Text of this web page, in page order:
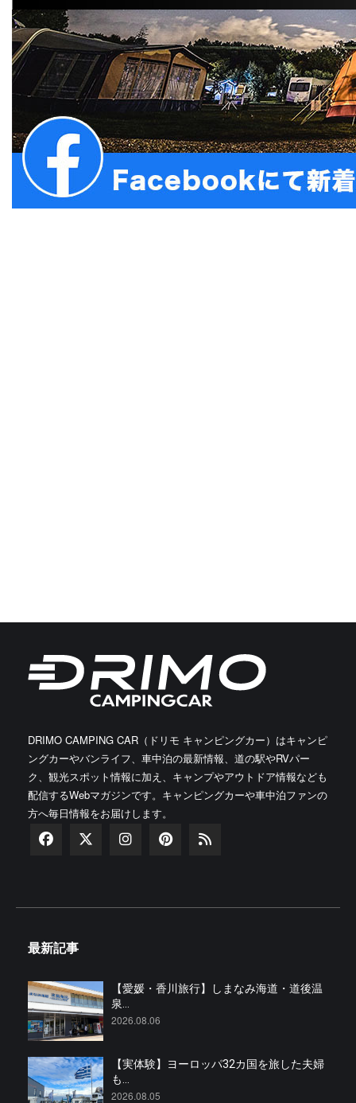
DRIMO CAMPING CAR（ドリモ キャンピングカー）はキャンピ
ングカーやバンライフ、車中泊の最新情報、道の駅やRVパー
ク、観光スポット情報に加え、キャンプやアウトドア情報なども
配信するWebマガジンです。キャンピングカーや車中泊ファンの
方へ毎日情報をお届けします。
最新記事
【愛媛・香川旅行】しまなみ海道・道後温
泉...
2026.08.06
【実体験】ヨーロッパ32カ国を旅した夫婦
も...
2026.08.05